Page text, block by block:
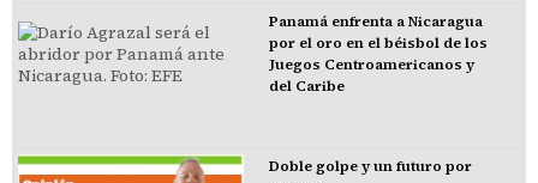
Panamá enfrenta a Nicaragua
por el oro en el béisbol de los
Juegos Centroamericanos y
del Caribe
Doble golpe y un futuro por